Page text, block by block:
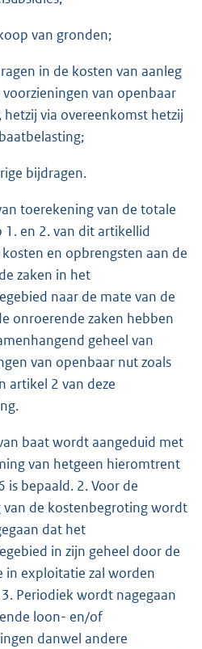
van gronden;
in de kosten van aanleg
voorzieningen van openbaar
hetzij via overeenkomst hetzij
bijdragen.
toerekening van de totale
1. en 2. van dit artikellid
en opbrengsten aan de
zaken in het
naar de mate van de
onroerende zaken hebben
geheel van
van openbaar nut zoals
artikel 2 van deze
baat wordt aangeduid met
van hetgeen hieromtrent
is bepaald. 2. Voor de
van de kostenbegroting wordt
dat het
in zijn geheel door de
in exploitatie zal worden
Periodiek wordt nagegaan
loon- en/of
danwel andere